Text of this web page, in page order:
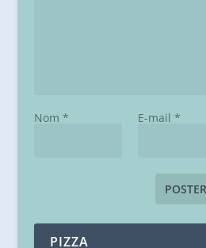
Nom * E-mail *
PIZZA